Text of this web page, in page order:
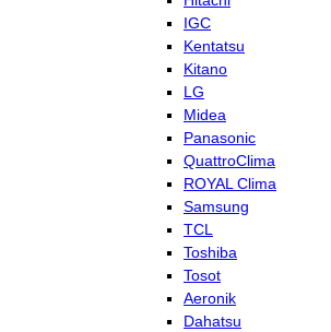
IGC
Kentatsu
Kitano
LG
Midea
Panasonic
QuattroClima
ROYAL Clima
Samsung
TCL
Toshiba
Tosot
Aeronik
Dahatsu